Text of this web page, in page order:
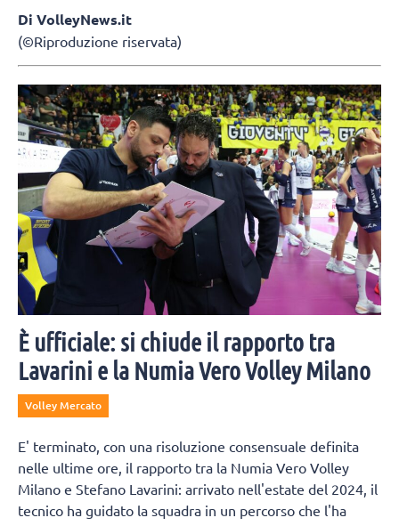
Di VolleyNews.it
(©Riproduzione riservata)
È ufficiale: si chiude il rapporto tra
Lavarini e la Numia Vero Volley Milano
Volley Mercato
E' terminato, con una risoluzione consensuale definita
nelle ultime ore, il rapporto tra la Numia Vero Volley
Milano e Stefano Lavarini: arrivato nell'estate del 2024, il
tecnico ha guidato la squadra in un percorso che l'ha